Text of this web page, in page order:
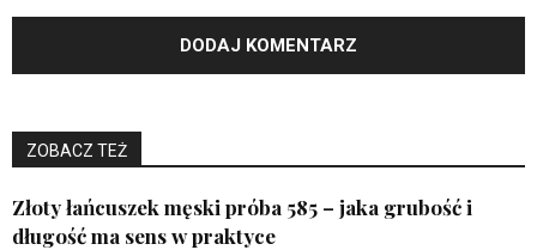
ZOBACZ TEŻ
Złoty łańcuszek męski próba 585 – jaka grubość i
długość ma sens w praktyce